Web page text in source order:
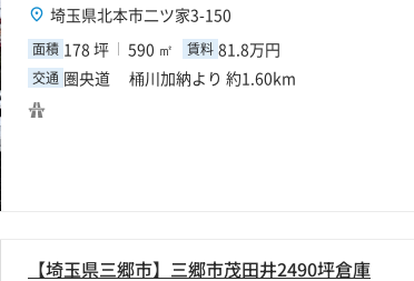
埼玉県北本市二ツ家3-150
面積 178 坪 590 ㎡ 賃料 81.8万円
交通 圏央道 桶川加納より 約1.60km
【埼玉県三郷市】三郷市茂田井2490坪倉庫